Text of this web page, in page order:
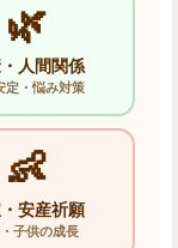
🌿
人間関係
定・悩み対策
👶
安産祈願
子供の成長